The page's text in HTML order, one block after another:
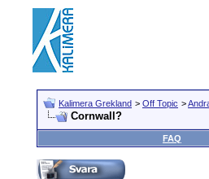
Kalimera Grekland > Off Topic >
Cornwall?
FAQ